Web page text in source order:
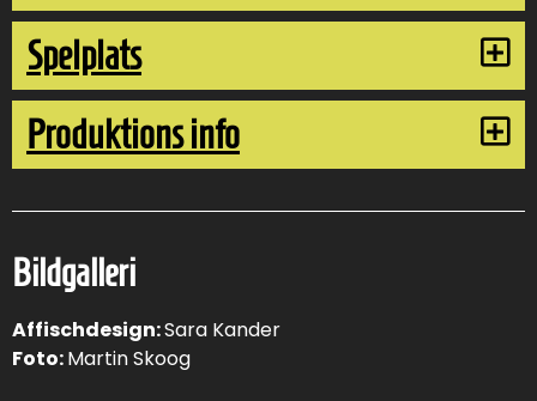
Spelplats
Produktions info
Bildgalleri
Affischdesign:Sara Kander
Foto:Martin Skoog